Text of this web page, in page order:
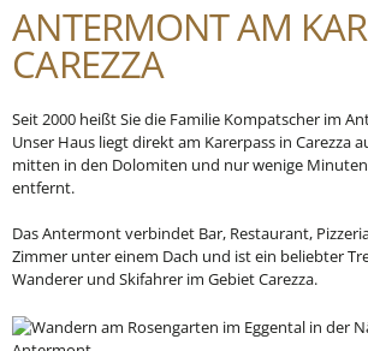
ANTERMONT AM
CAREZZA
Seit 2000 heißt Sie die Familie Kompatscher im
Unser Haus liegt direkt am Karerpass in Carezza
mitten in den Dolomiten und nur wenige
entfernt.
Das Antermont verbindet Bar, Restaurant,
Zimmer unter einem Dach und ist ein beliebter
Wanderer und Skifahrer im Gebiet Carezza.